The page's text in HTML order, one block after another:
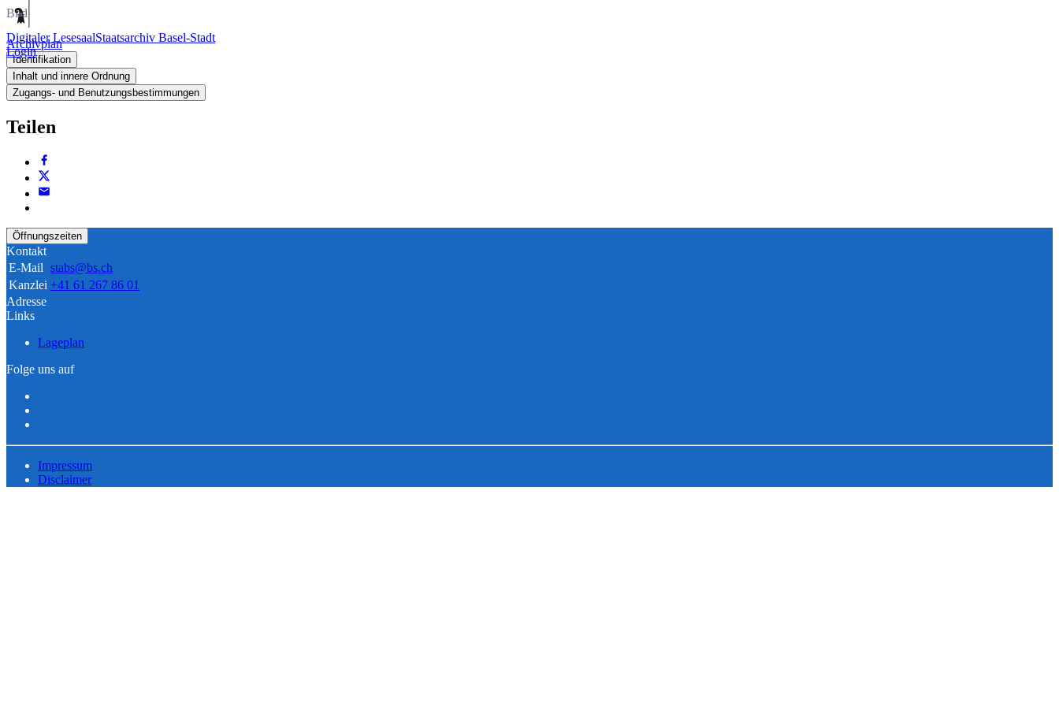
Digitaler LesesaalStaatsarchiv Basel-Stadt
Login
Bild
Archivplan
Identifikation
Inhalt und innere Ordnung
Zugangs- und Benutzungsbestimmungen
Teilen
Öffnungszeiten
Kontakt
E-Mail stabs@bs.ch
Kanzlei +41 61 267 86 01
Adresse
Links
Lageplan
Folge uns auf
Impressum
Disclaimer